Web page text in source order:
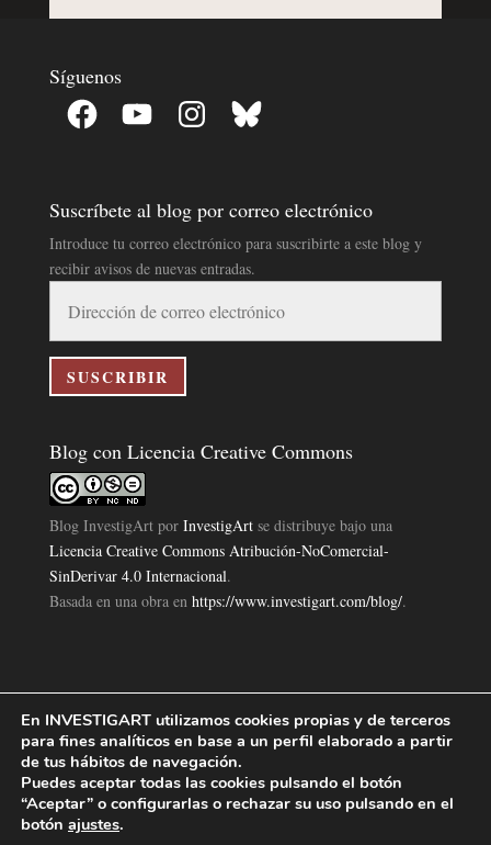
Síguenos
Facebook YouTube InstagramBluesky
Suscríbete al blog por correo electrónico
Introduce tu correo electrónico para suscribirte a este blog y
recibir avisos de nuevas entradas.
correo
electrónico
SUSCRIBIR
Blog con Licencia Creative Commons
Blog InvestigArtpor InvestigArtse distribuye bajo una
Licencia Creative Commons Atribución-NoComercial-
SinDerivar 4.0 Internacional.
Basada en una obra en https://www.investigart.com/blog/.
Política de Privacidad|Aviso Legal|Política de Cookies|
Investigart Copyright © 2019. |
En INVESTIGART utilizamos cookies propias y de terceros
para fines analíticos en base a un perfil elaborado a partir
de tus hábitos de navegación.
Puedes aceptar todas las cookies pulsando el botón
“Aceptar” o configurarlas o rechazar su uso pulsando en el
botón ajustes.